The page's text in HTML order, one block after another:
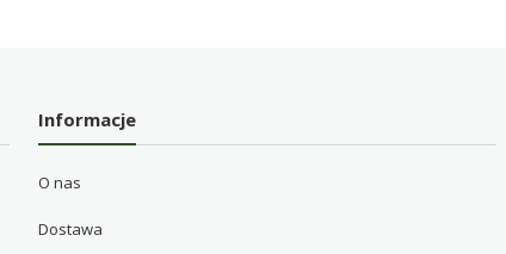
Informacje
O nas
Dostawa